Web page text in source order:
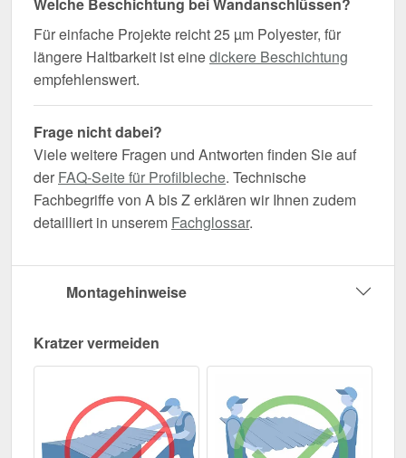
Welche Beschichtung bei Wandanschlüssen?
Für einfache Projekte reicht 25 µm Polyester, für
längere Haltbarkeit ist einedickere Beschichtung
empfehlenswert.
Frage nicht dabei?
Viele weitere Fragen und Antworten finden Sie auf
der FAQ-Seite für Profilbleche. Technische
Fachbegriffe von A bis Z erklären wir Ihnen zudem
detailliert in unserem Fachglossar.
Montagehinweise
Kratzer vermeiden